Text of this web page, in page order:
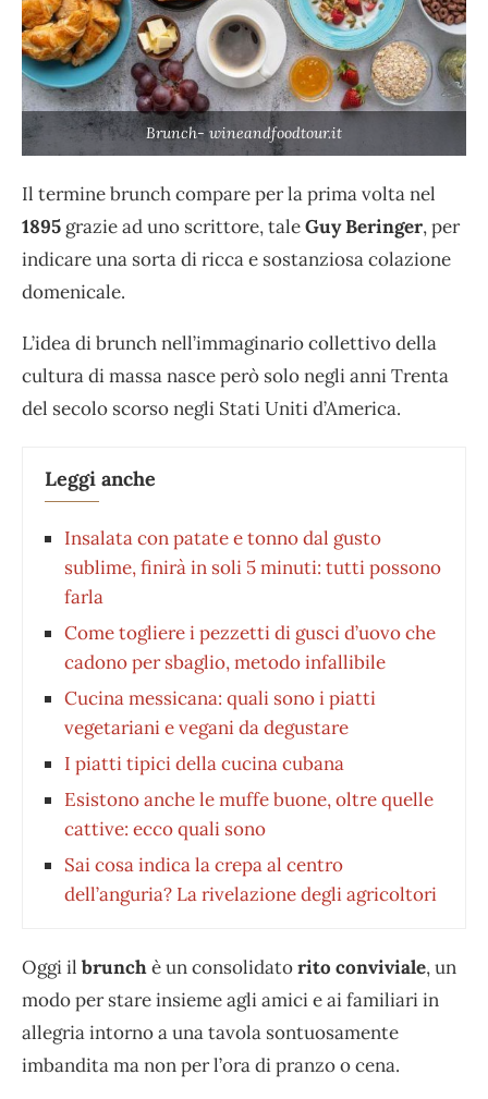
Brunch- wineandfoodtour.it
Il termine brunch compare per la prima volta nel
1895 grazie ad uno scrittore, taleGuy Beringer, per
indicare una sorta di ricca e sostanziosa colazione
domenicale.
L’idea di brunch nell’immaginario collettivo della
cultura di massa nasce però solo negli anni Trenta
del secolo scorso negli Stati Uniti d’America.
Leggi anche
Insalata con patate e tonno dal gusto
sublime, finirà in soli 5 minuti: tutti possono
farla
Come togliere i pezzetti di gusci d’uovo che
cadono per sbaglio, metodo infallibile
Cucina messicana: quali sono i piatti
vegetariani e vegani da degustare
I piatti tipici della cucina cubana
Esistono anche le muffe buone, oltre quelle
cattive: ecco quali sono
Sai cosa indica la crepa al centro
dell’anguria? La rivelazione degli agricoltori
Oggi il brunchè un consolidatorito conviviale, un
modo per stare insieme agli amici e ai familiari in
allegria intorno a una tavola sontuosamente
imbandita ma non per l’ora di pranzo o cena.